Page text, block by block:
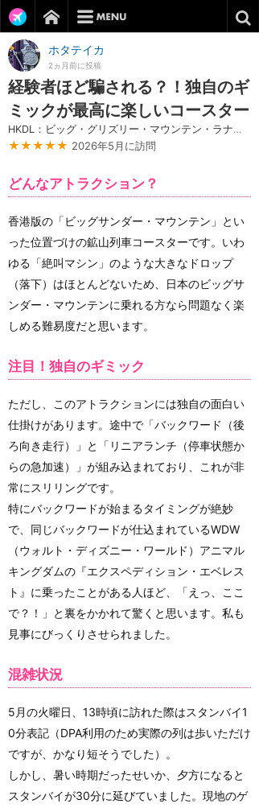
ホタテイカ
2ヵ月前に投稿
経験者ほど騙される？！独自のギ
ミックが最高に楽しいコースター
HKDL：ビッグ・グリズリー・マウンテン・ラナウェイ・マイン・カー
★★★★★ 2026年5月に訪問
どんなアトラクション？
香港版の「ビッグサンダー・マウンテン」とい
った位置づけの鉱山列車コースターです。いわ
ゆる「絶叫マシン」のような大きなドロップ
（落下）はほとんどないため、日本のビッグサ
ンダー・マウンテンに乗れる方なら問題なく楽
しめる難易度だと思います。
注目！独自のギミック
ただし、このアトラクションには独自の面白い
仕掛けがあります。途中で「バックワード（後
ろ向き走行）」と「リニアランチ（停車状態か
らの急加速）」が組み込まれており、これが非
常にスリリングです。
特にバックワードが始まるタイミングが絶妙
で、同じバックワードが仕込まれているWDW
（ウォルト・ディズニー・ワールド）アニマル
キングダムの『エクスペディション・エベレス
ト』に乗ったことがある人ほど、「えっ、ここ
で？！」と裏をかかれて驚くと思います。私も
見事にびっくりさせられました。
混雑状況
5月の火曜日、13時頃に訪れた際はスタンバイ1
0分表記（DPA利用のため実際の列は歩いただけ
ですが、かなり短そうでした）。
しかし、暑い時期だったせいか、夕方になると
スタンバイが30分に延びていました。現地のゲ